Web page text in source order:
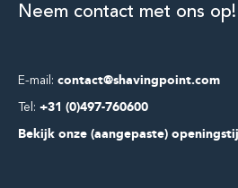
E-mail: contact@shavingpoint.com
Tel: +31 (0)497-760600
Bekijk onze (aangepaste)
Neem contact met ons op!